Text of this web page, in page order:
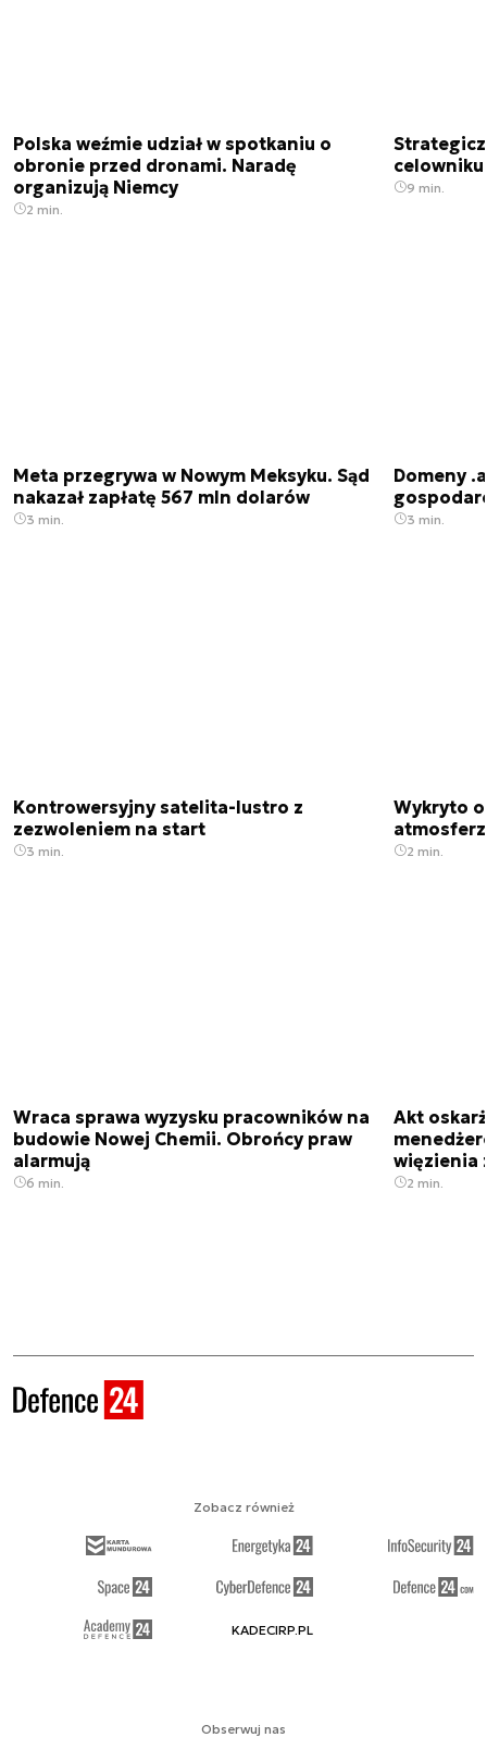
Polska weźmie udział w spotkaniu o
obronie przed dronami. Naradę
organizują Niemcy
2 min.
9 min.
Meta przegrywa w Nowym Meksyku. Sąd
nakazał zapłatę 567 mln dolarów
3 min.
Domeny
3 min.
Kontrowersyjny satelita-lustro z
zezwoleniem na start
3 min.
Wykryto
2 min.
Wraca sprawa wyzysku pracowników na
budowie Nowej Chemii. Obrońcy praw
alarmują
6 min.
Akt
więzienia
2 min.
Obserwuj nas
Zobacz również
KADECIRP.PL